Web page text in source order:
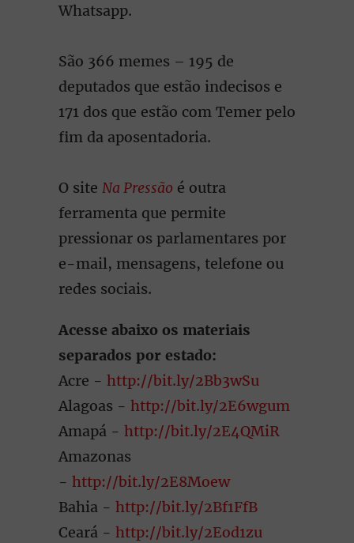
Whatsapp.
São 366 memes – 195 de
deputados que estão indecisos e
171 dos que estão com Temer pelo
fim da aposentadoria.
O site Na Pressão é outra
ferramenta que permite
pressionar os parlamentares por
e-mail, mensagens, telefone ou
redes sociais.
Acesse abaixo os materiais
separados por estado:
Acre - http://bit.ly/2Bb3wSu
Alagoas - http://bit.ly/2E6wgum
Amapá - http://bit.ly/2E4QMiR
Amazonas
- http://bit.ly/2E8Moew
Bahia - http://bit.ly/2Bf1FfB
Ceará - http://bit.ly/2Eod1zu